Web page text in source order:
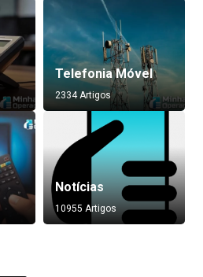
Telefonia Móvel
2334 Artigos
Notícias
10955 Artigos